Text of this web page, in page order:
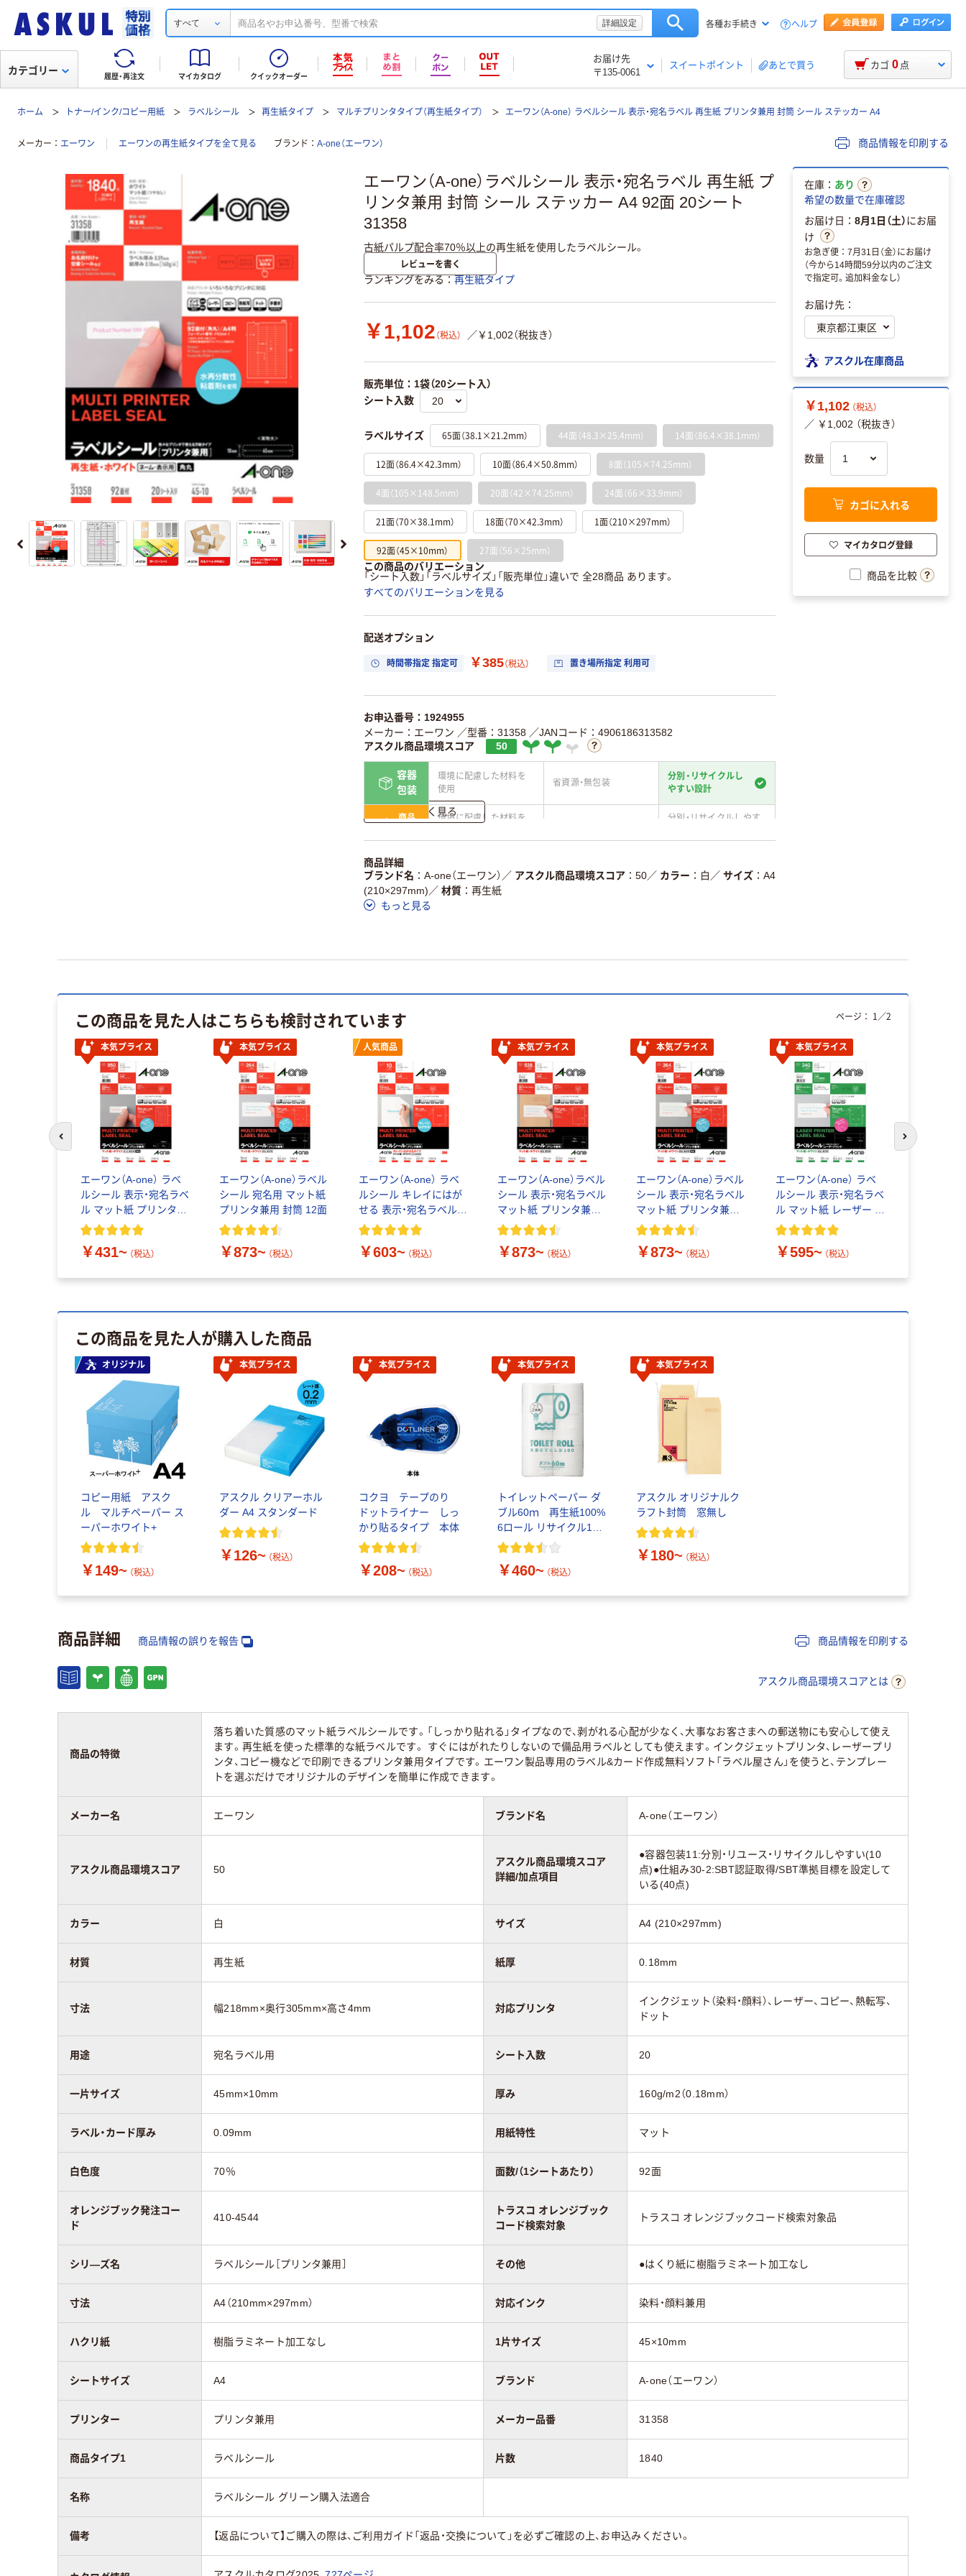
すべて 詳細設定 各種お手続き ヘルプ
履歴・再注文 マイカタログ クイックオーダー
お届け先
〒135-0061
スイートポイント あとで買う
カテゴリー カゴ 0 点
ホーム トナー/インク/コピー用紙 ラベルシール 再生紙タイプ マルチプリンタタイプ（再生紙タイプ） エーワン（A-one） ラベルシール 表示・宛名ラベル 再生紙 プリンタ兼用 封筒 シール ステッカー A4
メーカー エーワン エーワンの再生紙タイプを全て見る ブランド A-one（エーワン） 商品情報を印刷する
エーワン（A-one）ラベルシール 表示・宛名ラベル 再生紙 プ
リンタ兼用 封筒 シール ステッカー A4 92面 20シート
31358
古紙パルプ配合率70％以上の再生紙を使用したラベルシール。
レビューを書く
ランキングをみる 再生紙タイプ
￥1,102 （税込） ／￥1,002（税抜き）
販売単位：1袋（20シート入）
シート入数
ラベルサイズ 65面（38.1×21.2mm） 44面（48.3×25.4mm） 14面（86.4×38.1mm）
12面（86.4×42.3mm） 10面（86.4×50.8mm） 8面（105×74.25mm）
4面（105×148.5mm） 20面（42×74.25mm） 24面（66×33.9mm）
21面（70×38.1mm） 18面（70×42.3mm） 1面（210×297mm）
92面（45×10mm） 27面（56×25mm）
この商品のバリエーション
「シート入数」「ラベルサイズ」「販売単位」違いで 全28商品 あります。
すべてのバリエーションを見る
配送オプション
時間帯指定 指定可 ￥385（税込） 置き場所指定 利用可
お申込番号：1924955
メーカー：エーワン ／型番：31358 ／JANコード：4906186313582
アスクル商品環境スコア
50
容器
包装
環境に配慮した材料を
使用
省資源・無包装
分別・リサイクルし
やすい設計
商品
環境に配慮した材料を
分別・リサイクルしやす
仕組
ある
ている
削減
この商品の環境配慮ポイントです。詳しくはページ下部の商品詳細「
ア詳細／加点項目
詳しく見る
商品詳細
ブランド名
A-one（エーワン） ／ アスクル商品環境スコア 50／ カラー 白 ／ サイズ
A4
(210×297mm) ／ 材質
再生紙
もっと見る
在庫： あり
希望の数量で在庫確認
お届け日： 8月1日（土）にお届
け
お急ぎ便：7月31日（金）にお届け
（今から14時間59分以内のご注文
で指定可。追加料金なし）
お届け先：
アスクル在庫商品
￥1,102 （税込）
／ ￥1,002 （税抜き）
数量
カゴに入れる
マイカタログ登録
商品を比較
この商品を見た人はこちらも検討されています
本気プライス
エーワン（A-one） ラベ
ルシール 表示・宛名ラベ
ル マット紙 プリンタ兼
用 封筒
￥431~ （税込）
本気プライス
エーワン（A-one）ラベル
シール 宛名用 マット紙
プリンタ兼用 封筒 12面
￥873~ （税込）
人気商品
エーワン（A-one） ラベ
ルシール キレイにはが
せる 表示・宛名ラベル
プリンタ兼用 封筒 シー
￥603~ （税込）
本気プライス
エーワン（A-one）ラベル
シール 表示・宛名ラベル
マット紙 プリンタ兼用
封筒 24面 上下余白付
￥873~ （税込）
本気プライス
エーワン（A-one）ラベル
シール 表示・宛名ラベル
マット紙 プリンタ兼用
封筒 12面 角丸 四辺余
￥873~ （税込）
本気プライス
エーワン（A-one） ラベ
ルシール 表示・宛名ラベ
ル マット紙 レーザー 封
筒 シール ステッカー
￥595~ （税込）
ページ： 1 ／2
前のスライドへ 次のスライド
この商品を見た人が購入した商品
オリジナル
コピー用紙 アスク
ル マルチペーパー ス
ーパーホワイト+
￥149~ （税込）
本気プライス
アスクル クリアーホル
ダー A4 スタンダード
￥126~ （税込）
本気プライス
コクヨ テープのり
ドットライナー しっ
かり貼るタイプ 本体
￥208~ （税込）
本気プライス
トイレットペーパー ダ
ブル60ｍ 再生紙100%
6ロール リサイクル100
芯あり FSC認証
￥460~ （税込）
本気プライス
アスクル オリジナルク
ラフト封筒 窓無し
￥180~ （税込）
商品詳細 商品情報の誤りを報告 商品情報を印刷する
アスクル商品環境スコアとは
商品の特徴
落ち着いた質感のマット紙ラベルシールです。「しっかり貼れる」タイプなので、剥がれる心配が少なく、大事なお客さまへの郵送物にも安心して使え
ます。再生紙を使った標準的な紙ラベルです。 すぐにはがれたりしないので備品用ラベルとしても使えます。インクジェットプリンタ、レーザープリ
ンタ、コピー機などで印刷できるプリンタ兼用タイプです。エーワン製品専用のラベル&カード作成無料ソフト「ラベル屋さん」を使うと、テンプレー
トを選ぶだけでオリジナルのデザインを簡単に作成できます。
メーカー名 エーワン ブランド名 A-one（エーワン）
アスクル商品環境スコア 50
アスクル商品環境スコア
詳細/加点項目
●容器包装11:分別・リユース・リサイクルしやすい(10
点)●仕組み30-2:SBT認証取得/SBT準拠目標を設定して
いる(40点)
カラー 白 サイズ A4 (210×297mm)
材質 再生紙 紙厚 0.18mm
寸法 幅218mm×奥行305mm×高さ4mm 対応プリンタ
インクジェット（染料・顔料）、レーザー、コピー、熱転写、
ドット
用途 宛名ラベル用 シート入数 20
一片サイズ 45mm×10mm 厚み 160g/m2（0.18mm）
ラベル・カード厚み 0.09mm 用紙特性 マット
白色度 70％ 面数/（1シートあたり） 92面
オレンジブック発注コー
ド
410-4544
トラスコ オレンジブック
コード検索対象
トラスコ オレンジブックコード検索対象品
シリ―ズ名 ラベルシール［プリンタ兼用］ その他 ●はくり紙に樹脂ラミネート加工なし
寸法 A4（210mm×297mm） 対応インク 染料・顔料兼用
ハクリ紙 樹脂ラミネート加工なし 1片サイズ 45×10mm
シートサイズ A4 ブランド A-one（エーワン）
プリンター プリンタ兼用 メーカー品番 31358
商品タイプ1 ラベルシール 片数 1840
名称 ラベルシール グリーン購入法適合
備考 【返品について】ご購入の際は、ご利用ガイド「返品・交換について」を必ずご確認の上、お申込みください。